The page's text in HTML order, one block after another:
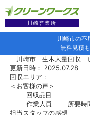
川崎市の不
無料見積
川崎営業所
川崎市 生木大量回収
更新日時： 2025.07.28
回収エリア：
＜お客様の声＞
回収品目
作業人員
所要時
担当スタッフの感想